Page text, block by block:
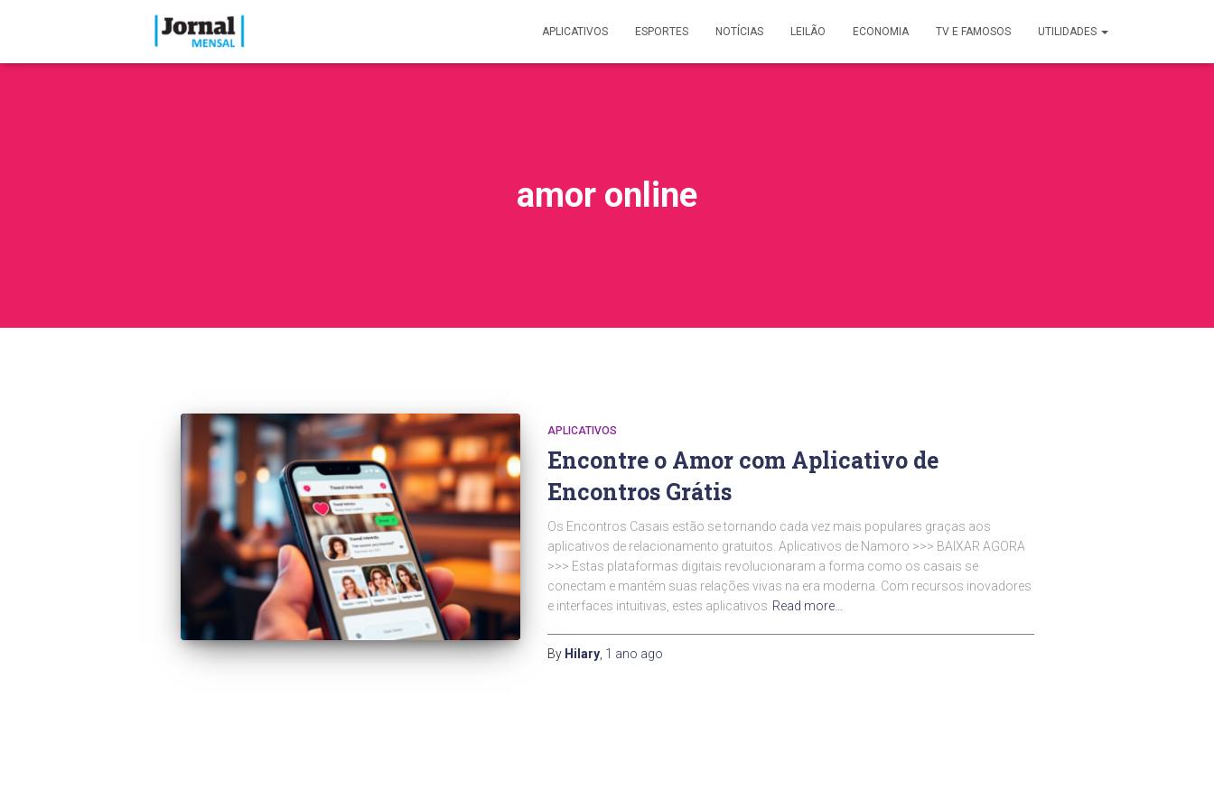
APLICATIVOS ESPORTES NOTÍCIAS LEILÃO ECONOMIA TV E FAMOSOS UTILIDADES
amor online
APLICATIVOS
Encontre o Amor com Aplicativo de
Encontros Grátis
Os Encontros Casais estão se tornando cada vez mais populares graças aos
aplicativos de relacionamento gratuitos. Aplicativos de Namoro >>> BAIXAR AGORA
>>> Estas plataformas digitais revolucionaram a forma como os casais se
conectam e mantêm suas relações vivas na era moderna. Com recursos inovadores
e interfaces intuitivas, estes aplicativos Read more…
By Hilary, 1 ano ago